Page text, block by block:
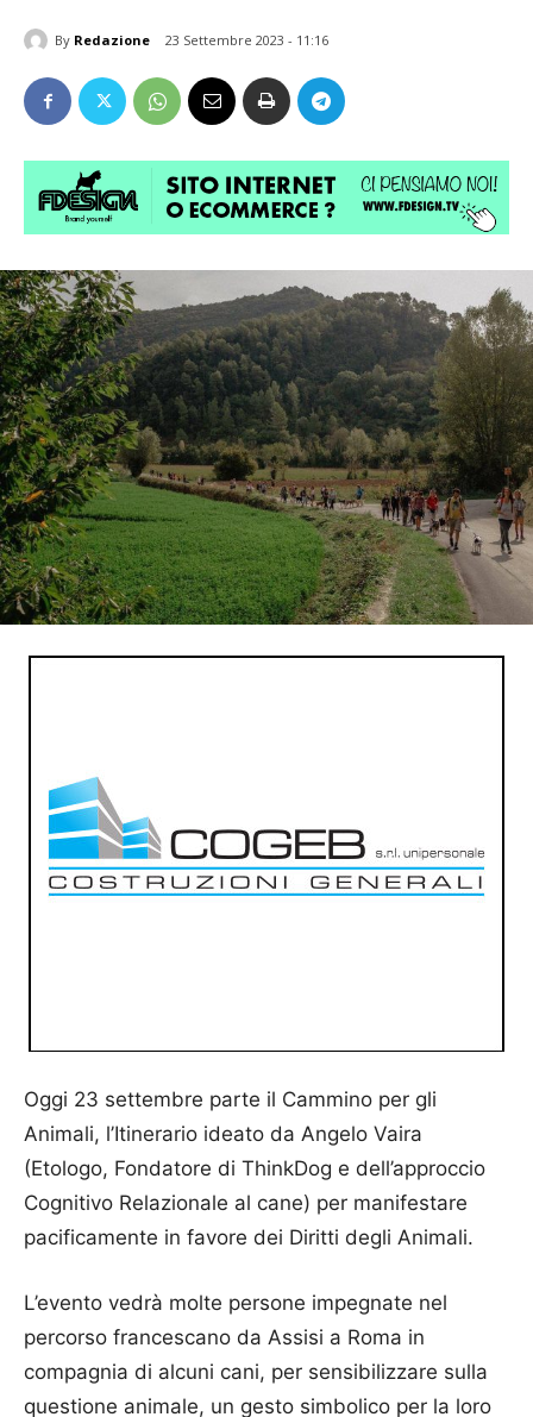
By Redazione 23 Settembre 2023 - 11:16
Oggi 23 settembre parte il Cammino per gli
Animali, l’Itinerario ideato da Angelo Vaira
(Etologo, Fondatore di ThinkDog e dell’approccio
Cognitivo Relazionale al cane) per manifestare
pacificamente in favore dei Diritti degli Animali.
L’evento vedrà molte persone impegnate nel
percorso francescano da Assisi a Roma in
compagnia di alcuni cani, per sensibilizzare sulla
questione animale, un gesto simbolico per la loro